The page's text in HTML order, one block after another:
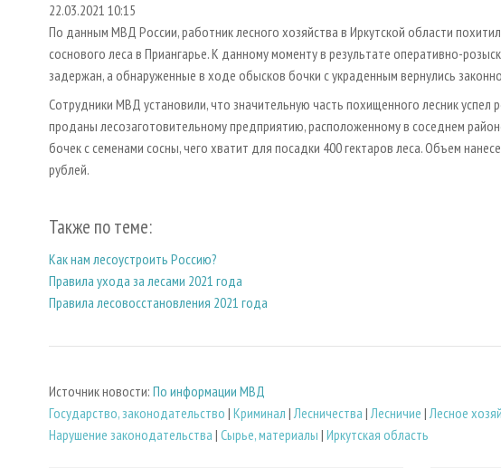
22.03.2021 10:15
По данным МВД России, работник лесного хозяйства в Иркутской области
соснового леса в Приангарье. К данному моменту в результате оперативно-
задержан, а обнаруженные в ходе обысков бочки с украденным вернулись
Сотрудники МВД установили, что значительную часть похищенного лесник успел
проданы лесозаготовительному предприятию, расположенному в соседнем
бочек с семенами сосны, чего хватит для посадки 400 гектаров леса. Объем
рублей.
Также по теме:
Как нам лесоустроить Россию?
Правила ухода за лесами 2021 года
Правила лесовосстановления 2021 года
Источник новости: По информации МВД
Государство, законодательство | Криминал |Лесничества |Лесничие |Лесное
Нарушение законодательства | Сырье, материалы | Иркутская область